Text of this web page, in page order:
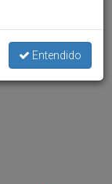
Entendido